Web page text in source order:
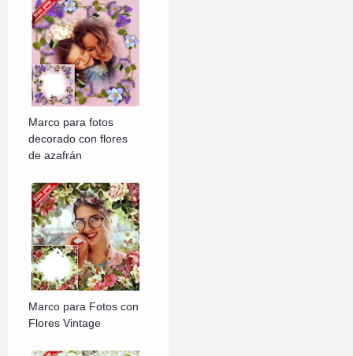
Marco para fotos
decorado con flores
de azafrán
Marco para Fotos con
Flores Vintage